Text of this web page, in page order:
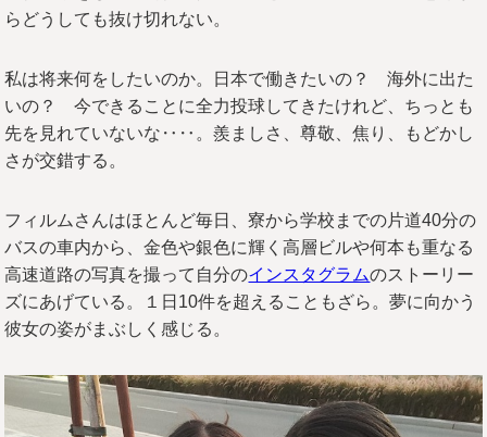
らどうしても抜け切れない。
私は将来何をしたいのか。日本で働きたいの？ 海外に出た
いの？ 今できることに全力投球してきたけれど、ちっとも
先を見れていないな‥‥。羨ましさ、尊敬、焦り、もどかし
さが交錯する。
フィルムさんはほとんど毎日、寮から学校までの片道40分の
バスの車内から、金色や銀色に輝く高層ビルや何本も重なる
高速道路の写真を撮って自分のインスタグラムのストーリー
ズにあげている。１日10件を超えることもざら。夢に向かう
彼女の姿がまぶしく感じる。